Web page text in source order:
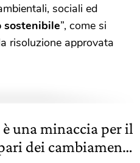
sociali ed
sostenibile”, come si
risoluzione approvata
una minaccia per il
dei cambiamenti